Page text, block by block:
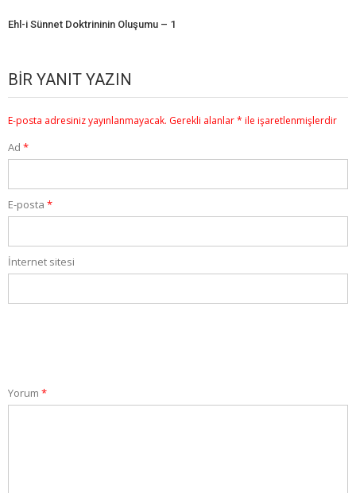
Ehl-i Sünnet Doktrininin Oluşumu – 1
BIR YANIT YAZIN
E-posta adresiniz yayınlanmayacak. Gerekli alanlar* ile işaretlenmişlerdir
Ad *
E-posta *
İnternet sitesi
Yorum *